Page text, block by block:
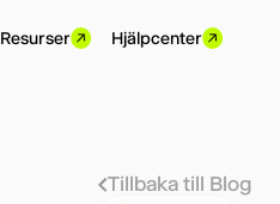
Resurser Hjälpcenter
Tillbaka till Blog